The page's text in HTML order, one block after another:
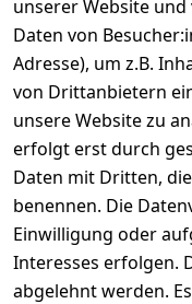
unserer Website
Daten von
Adresse), um z.B.
von Drittanbietern
unsere Website zu
erfolgt erst durch
Daten mit Dritten,
benennen. Die
Einwilligung oder
Interesses erfolgen.
abgelehnt werden.